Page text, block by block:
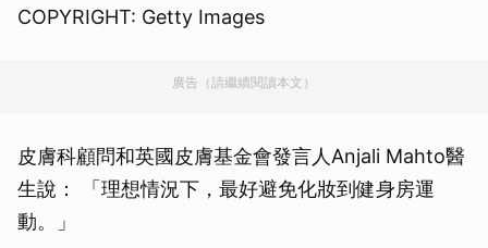
COPYRIGHT: Getty Images
廣告（請繼續閱讀本文）
皮膚科顧問和英國皮膚基金會發言人Anjali Mahto醫
生說： 「理想情況下，最好避免化妝到健身房運
動。」